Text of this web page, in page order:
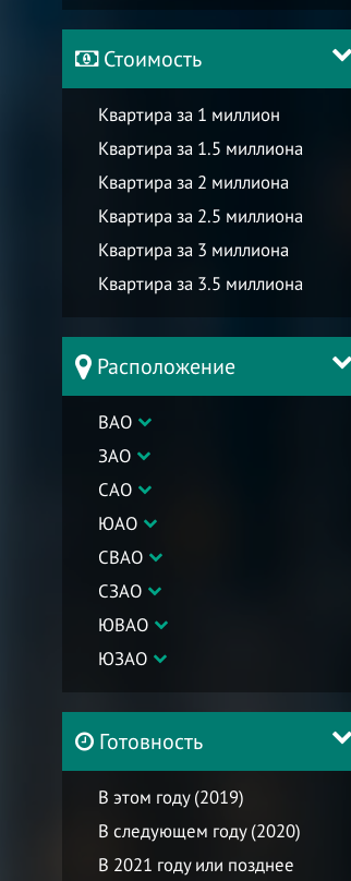
Стоимость
Квартира за 1 миллион
Квартира за 1.5 миллиона
Квартира за 2 миллиона
Квартира за 2.5 миллиона
Квартира за 3 миллиона
Квартира за 3.5 миллиона
Расположение
ВАО
ЗАО
САО
ЮАО
СВАО
СЗАО
ЮВАО
ЮЗАО
Готовность
В этом году (2019)
В следующем году (2020)
В 2021 году или позднее